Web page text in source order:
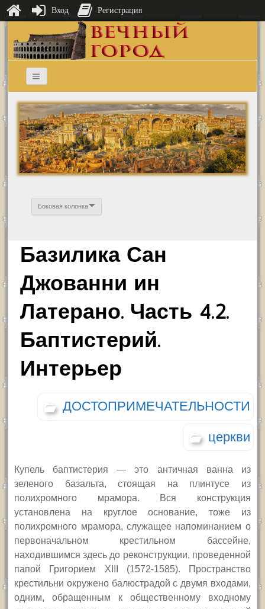
Боковая колонка
Базилика Сан
Джованни ин
Латерано. Часть 4.2.
Баптистерий.
Интерьер
ДОСТОПРИМЕЧАТЕЛЬНОСТИ
церкви
Купель баптистерия — это античная ванна из
зеленого базальта, стоящая на плинтусе из
полихромного мрамора. Вся конструкция
установлена на круглое основание, тоже из
полихромного мрамора, служащее напоминанием о
первоначальном крестильном бассейне,
находившимся здесь до реконструкции, проведенной
папой Григорием XIII (1572-1585). Пространство
крестильни окружено балюстрадой с двумя входами,
одним, обращенным к общественному входному
Вход Регистрация